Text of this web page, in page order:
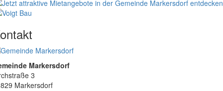
Markersdorf
3
Markersdorf